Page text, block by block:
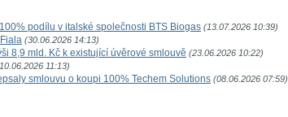
podílu v italské společnosti BTS Biogas (13.07.2026 10:39)
(30.06.2026 14:13)
8,9 mld. Kč k existující úvěrové smlouvě (23.06.2026 10:22)
11:13)
smlouvu o koupi 100% Techem Solutions (08.06.2026 07:59)